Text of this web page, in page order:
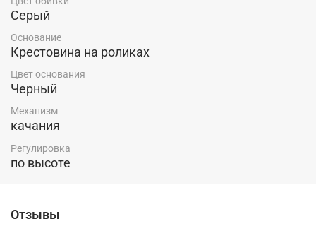
Серый
Основание
Крестовина на роликах
Цвет основания
Черный
Механизм
качания
Регулировка
по высоте
Отзывы